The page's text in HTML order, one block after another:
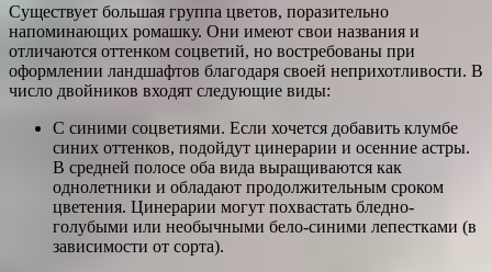
Существует большая группа цветов, поразительно
напоминающих ромашку. Они имеют свои названия и
отличаются оттенком соцветий, но востребованы при
оформлении ландшафтов благодаря своей неприхотливости. В
число двойников входят следующие виды:
С синими соцветиями. Если хочется добавить клумбе
синих оттенков, подойдут цинерарии и осенние астры.
В средней полосе оба вида выращиваются как
однолетники и обладают продолжительным сроком
цветения. Цинерарии могут похвастать бледно-
голубыми или необычными бело-синими лепестками (в
зависимости от сорта).